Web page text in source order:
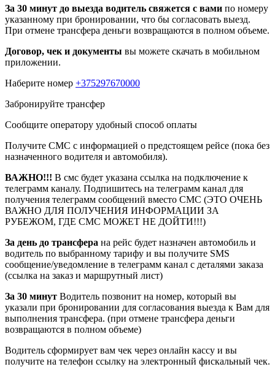
За 30 минут до выезда водитель свяжется с вами по номеру
указанному при бронировании, что бы согласовать выезд.
При отмене трансфера деньги возвращаются в полном объеме.
Договор, чек и документы вы можете скачать в мобильном
приложении.
Наберите номер +375297670000
Забронируйте трансфер
Сообщите оператору удобный способ оплаты
Получите СМС с информацией о предстоящем рейсе (пока без
назначенного водителя и автомобиля).
ВАЖНО!!! В смс будет указана ссылка на подключение к
телеграмм каналу. Подпишитесь на телеграмм канал для
получения телеграмм сообщений вместо СМС (ЭТО ОЧЕНЬ
ВАЖНО ДЛЯ ПОЛУЧЕНИЯ ИНФОРМАЦИИ ЗА
РУБЕЖОМ, ГДЕ СМС МОЖЕТ НЕ ДОЙТИ!!!)
За день до трансфера на рейс будет назначен автомобиль и
водитель по выбранному тарифу и вы получите SMS
сообщение/уведомление в телеграмм канал с деталями заказа
(ссылка на заказ и маршрутный лист)
За 30 минут Водитель позвонит на номер, который вы
указали при бронировании для согласования выезда к Вам для
выполнения трансфера. (при отмене трансфера деньги
возвращаются в полном объеме)
Водитель сформирует вам чек через онлайн кассу и вы
получите на телефон ссылку на электронный фискальный чек.